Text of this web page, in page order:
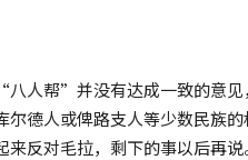
人帮”并没有达成一致的意
德人或俾路支人等少数民族
反对毛拉，剩下的事以后再